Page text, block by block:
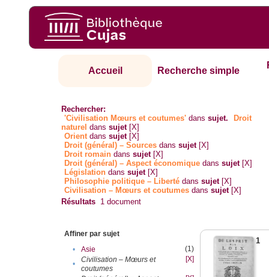
Accueil Recherche simple
Rechercher:
'Civilisation Mœurs et coutumes' danssujet.
Droit
naturel danssujet [X]
Orientdanssujet [X]
Droit (général) – Sources danssujet [X]
Droit romain danssujet [X]
Droit (général) – Aspect économique danssujet [X]
Législation danssujet [X]
Philosophie politique – Liberté danssujet [X]
Civilisation – Mœurs et coutumes danssujet [X]
Résultats 1 document
Affiner par sujet
•
Asie
(1)
•
Civilisation – Mœurs et
coutumes
[X]
1